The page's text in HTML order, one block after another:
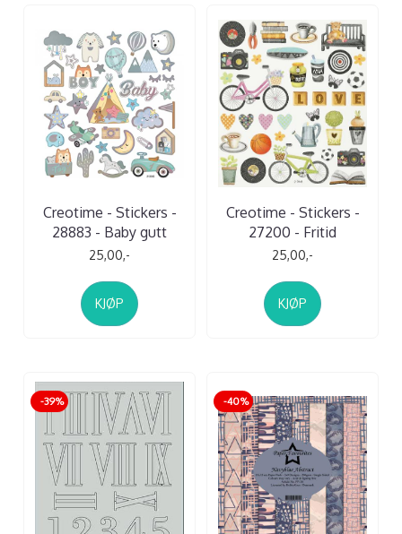
Creotime - Stickers -
28883 - Baby gutt
25,00,-
KJØP
Creotime - Stickers -
27200 - Fritid
25,00,-
KJØP
-39% -40%